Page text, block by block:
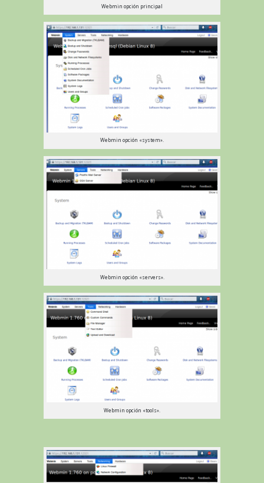
Webmin opción principal
Webmin opción «system».
Webmin opción «servers».
Webmin opción «tools».